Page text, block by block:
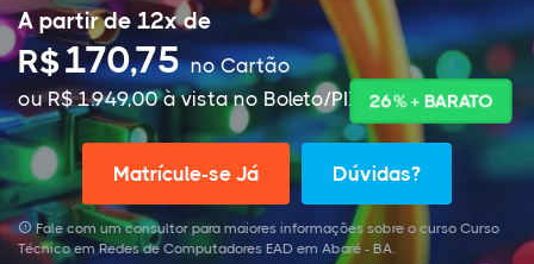
A partir de 12x de
R$170,75no Cartão
ou R$ 1.949,00 à vista no Boleto/PIX
26% + BARATO
Matrícule-se Já Dúvidas?
Fale com um consultor para maiores informações sobre o curso Curso
Técnico em Redes de Computadores EAD em Abaré - BA.